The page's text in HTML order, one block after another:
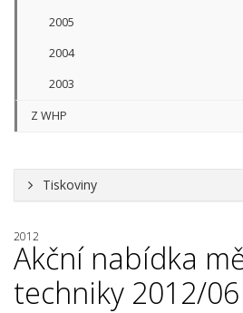
2005
2004
2003
Z WHP
Tiskoviny
2012
Akční nabídka
techniky 2012/06